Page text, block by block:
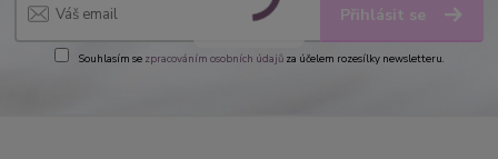
Přihlásit se
Souhlasím se zpracováním osobních údajůza účelem rozesílky newsletteru.